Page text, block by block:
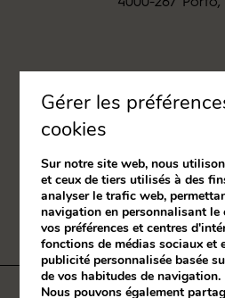
(Appel sur le réseau
Gérer les
cookies
Sur notre site web, nous
et ceux de tiers utilisés à des
analyser le trafic web,
navigation en personnalisant le
vos préférences et centres
fonctions de médias sociaux et
publicité personnalisée basée
de vos habitudes de navigation.
Nous pouvons également